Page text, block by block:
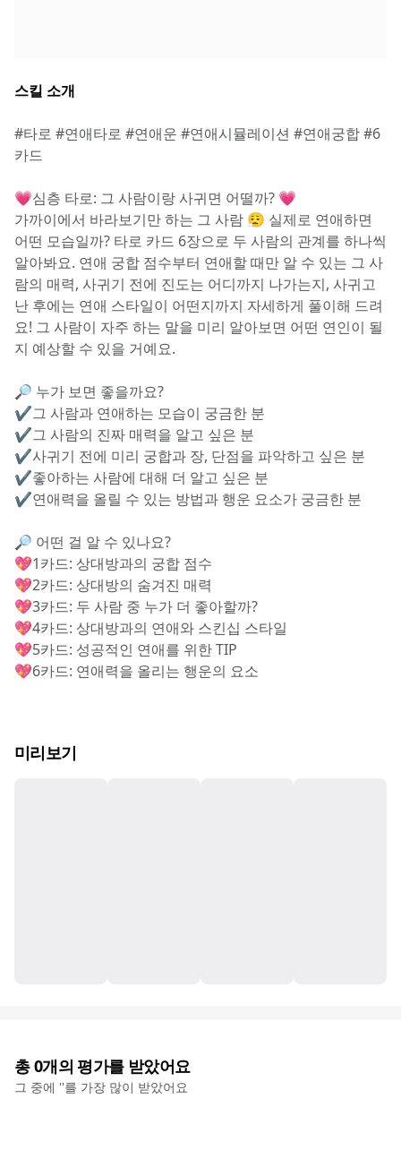
스킬 소개
#타로 #연애타로 #연애운 #연애시뮬레이션 #연애궁합 #6
카드
💗심층 타로: 그 사람이랑 사귀면 어떨까? 💗
가까이에서 바라보기만 하는 그 사람 😮‍💨 실제로 연애하면
어떤 모습일까? 타로 카드 6장으로 두 사람의 관계를 하나씩
알아봐요. 연애 궁합 점수부터 연애할 때만 알 수 있는 그 사
람의 매력, 사귀기 전에 진도는 어디까지 나가는지, 사귀고
난 후에는 연애 스타일이 어떤지까지 자세하게 풀이해 드려
요! 그 사람이 자주 하는 말을 미리 알아보면 어떤 연인이 될
지 예상할 수 있을 거예요.
🔎 누가 보면 좋을까요?
✔️그 사람과 연애하는 모습이 궁금한 분
✔️그 사람의 진짜 매력을 알고 싶은 분
✔️사귀기 전에 미리 궁합과 장, 단점을 파악하고 싶은 분
✔️좋아하는 사람에 대해 더 알고 싶은 분
✔️연애력을 올릴 수 있는 방법과 행운 요소가 궁금한 분
🔎 어떤 걸 알 수 있나요?
💖1카드: 상대방과의 궁합 점수
💖2카드: 상대방의 숨겨진 매력
💖3카드: 두 사람 중 누가 더 좋아할까?
💖4카드: 상대방과의 연애와 스킨십 스타일
💖5카드: 성공적인 연애를 위한 TIP
💖6카드: 연애력을 올리는 행운의 요소
미리보기
총0개의 평가를 받았어요
그 중에 ''를 가장 많이 받았어요